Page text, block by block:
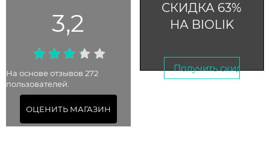
3,2
На основе отзывов 272
пользователей.
ОЦЕНИТЬ МАГАЗИН
СКИДКА 63%
НА BIOLIK
Получить скидку →